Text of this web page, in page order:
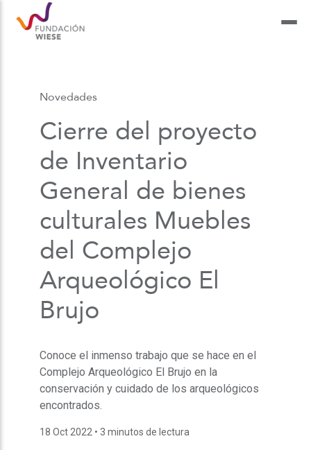
Novedades
Cierre del proyecto
de Inventario
General de bienes
culturales Muebles
del Complejo
Arqueológico El
Brujo
Conoce el inmenso trabajo que se hace en el
Complejo Arqueológico El Brujo en la
conservación y cuidado de los arqueológicos
encontrados.
18 Oct 2022 • 3 minutos de lectura